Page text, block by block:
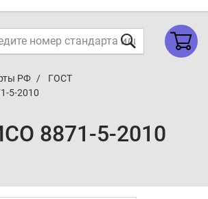
РФ
ГОСТ
5-2010
8871-5-2010